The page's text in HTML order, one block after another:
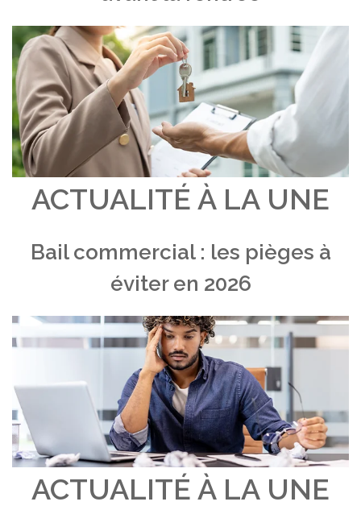
ACTUALITÉ À LA UNE
Bail commercial : les pièges à
éviter en 2026
ACTUALITÉ À LA UNE